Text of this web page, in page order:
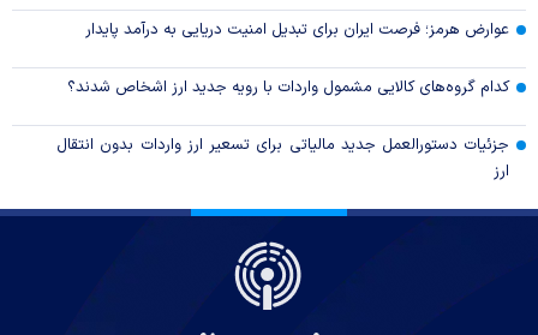
عوارض هرمز؛ فرصت ایران برای تبدیل امنیت دریایی به درآمد پایدار
کدام گروه‌های کالایی مشمول واردات با رویه جدید ارز اشخاص شدند؟
جزئیات دستورالعمل جدید مالیاتی برای تسعیر ارز واردات بدون انتقال
ارز